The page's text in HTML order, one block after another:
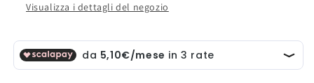
Visualizza i dettagli del negozio